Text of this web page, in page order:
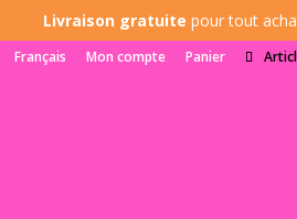
Livraison gratuite pour tout
Français Mon compte Panier